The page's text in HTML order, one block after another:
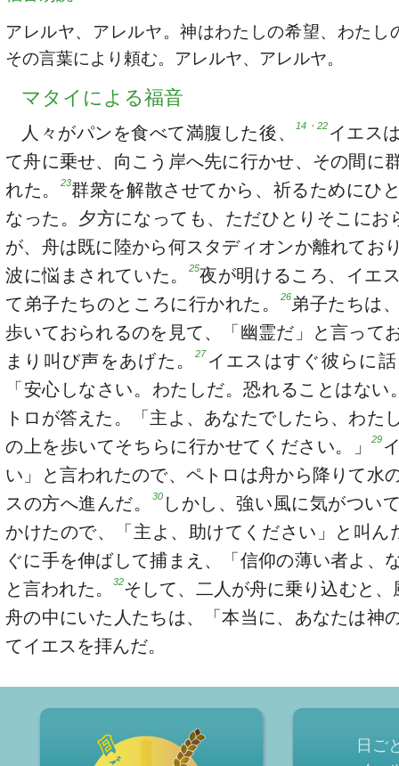
アレルヤ、アレルヤ。神はわたしの希望、わたし
その言葉により頼む。アレルヤ、アレルヤ。
マタイによる福音
人々がパンを食べて満腹した後、14・22 イエス
て舟に乗せ、向こう岸へ先に行かせ、その間に
れた。
23群衆を解散させてから、祈るためにひ
なった。夕方になっても、ただひとりそこにお
が、舟は既に陸から何スタディオンか離れてお
波に悩まされていた。
25夜が明けるころ、イエ
て弟子たちのところに行かれた。
26弟子たちは
歩いておられるのを見て、「幽霊だ」と言って
まり叫び声をあげた。27 イエスはすぐ彼らに
「安心しなさい。わたしだ。恐れることはない
トロが答えた。「主よ、あなたでしたら、わた
の上を歩いてそちらに行かせてください。」29
い」と言われたので、ペトロは舟から降りて水
スの方へ進んだ。
30しかし、強い風に気がつい
かけたので、「主よ、助けてください」と叫ん
ぐに手を伸ばして捕まえ、「信仰の薄い者よ、
と言われた。
32そして、二人が舟に乗り込むと
舟の中にいた人たちは、「本当に、あなたは神
てイエスを拝んだ。
日ご